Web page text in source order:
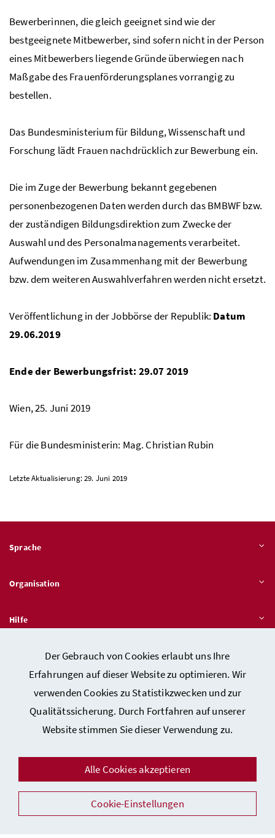
Der Gebrauch von Cookies erlaubt uns Ihre
Erfahrungen auf dieser Website zu optimieren. Wir
verwenden Cookies zu Statistikzwecken und zur
Qualitätssicherung. Durch Fortfahren auf unserer
Website stimmen Sie dieser Verwendung zu.
Alle Cookies akzeptieren
Cookie-Einstellungen
Bewerberinnen, die gleich geeignet sind wie der
bestgeeignete Mitbewerber, sind sofern nicht in der Person
eines Mitbewerbers liegende Gründe überwiegen nach
Maßgabe des Frauenförderungsplanes vorrangig zu
bestellen.
Das Bundesministerium für Bildung, Wissenschaft und
Forschung lädt Frauen nachdrücklich zur Bewerbung ein.
Die im Zuge der Bewerbung bekannt gegebenen
personenbezogenen Daten werden durch dasBMBWFbzw.
der zuständigen Bildungsdirektion zum Zwecke der
Auswahl und des Personalmanagements verarbeitet.
Aufwendungen im Zusammenhang mit der Bewerbung
bzw. dem weiteren Auswahlverfahren werden nicht ersetzt.
Veröffentlichung in der Jobbörse der Republik: Datum
29.06.2019
Ende der Bewerbungsfrist: 29.07 2019
Wien, 25. Juni 2019
Für die Bundesministerin: Mag. Christian Rubin
Letzte Aktualisierung: 29. Juni 2019
Sprache
Organisation
Hilfe
Quicklinks
Datenschutz
Sicherheit